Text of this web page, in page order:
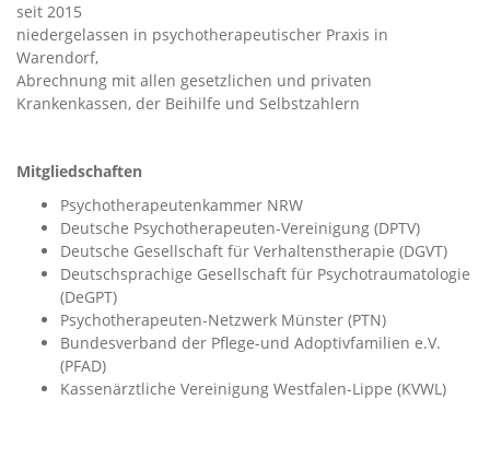
seit 2015
niedergelassen in psychotherapeutischer Praxis in
Warendorf,
Abrechnung mit allen gesetzlichen und privaten
Krankenkassen, der Beihilfe und Selbstzahlern
Mitgliedschaften
Psychotherapeutenkammer NRW
Deutsche Psychotherapeuten-Vereinigung (DPTV)
Deutsche Gesellschaft für Verhaltenstherapie (DGVT)
Deutschsprachige Gesellschaft für Psychotraumatologie
(DeGPT)
Psychotherapeuten-Netzwerk Münster (PTN)
Bundesverband der Pflege-und Adoptivfamilien e.V.
(PFAD)
Kassenärztliche Vereinigung Westfalen-Lippe (KVWL)